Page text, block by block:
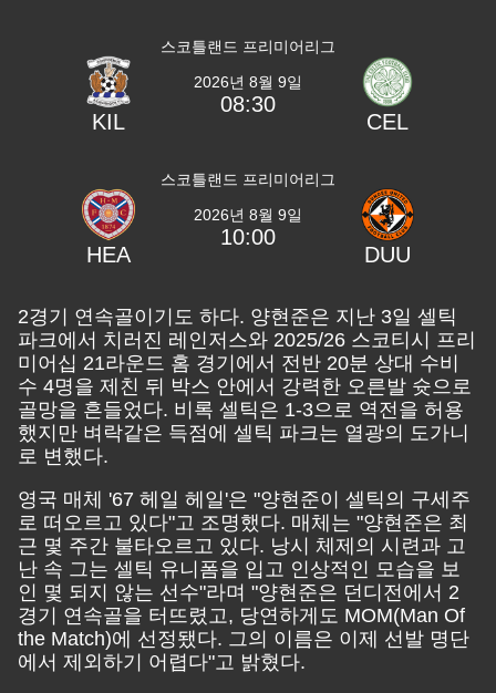
스코틀랜드 프리미어리그
KIL
2026년 8월 9일
08:30
CEL
스코틀랜드 프리미어리그
HEA
2026년 8월 9일
10:00
DUU
2경기 연속골이기도 하다. 양현준은 지난 3일 셀틱
파크에서 치러진 레인저스와 2025/26 스코티시 프리
미어십 21라운드 홈 경기에서 전반 20분 상대 수비
수 4명을 제친 뒤 박스 안에서 강력한 오른발 슛으로
골망을 흔들었다. 비록 셀틱은 1-3으로 역전을 허용
했지만 벼락같은 득점에 셀틱 파크는 열광의 도가니
로 변했다.
영국 매체 '67 헤일 헤일'은 "양현준이 셀틱의 구세주
로 떠오르고 있다"고 조명했다. 매체는 "양현준은 최
근 몇 주간 불타오르고 있다. 낭시 체제의 시련과 고
난 속 그는 셀틱 유니폼을 입고 인상적인 모습을 보
인 몇 되지 않는 선수"라며 "양현준은 던디전에서 2
경기 연속골을 터뜨렸고, 당연하게도 MOM(Man Of
the Match)에 선정됐다. 그의 이름은 이제 선발 명단
에서 제외하기 어렵다"고 밝혔다.